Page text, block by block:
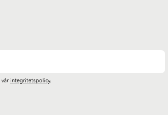
integritetspolicy.